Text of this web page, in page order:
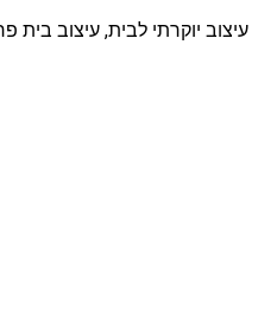
עיצוב יוקרתי לבית, עיצוב בית